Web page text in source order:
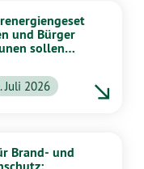
und Bürger
sollen
Juli 2026
Brand- und